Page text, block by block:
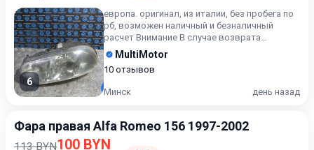
6
европа. оригинал, из италии, без пробега по
рб, возможен наличный и безналичный
расчет Внимание В случае возврата
приобретённого товара, зат...
MultiMotor
10 отзывов
Минск день назад
Фара правая Alfa Romeo 156 1997-2002
113 BYN100 BYN